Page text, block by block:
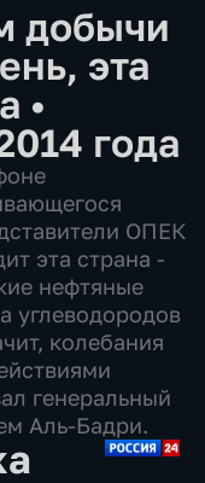
добычи
эта
•
года
ОПЕК
эта страна -
нефтяные
углеводородов
колебания
генеральный
Аль-Бадри.